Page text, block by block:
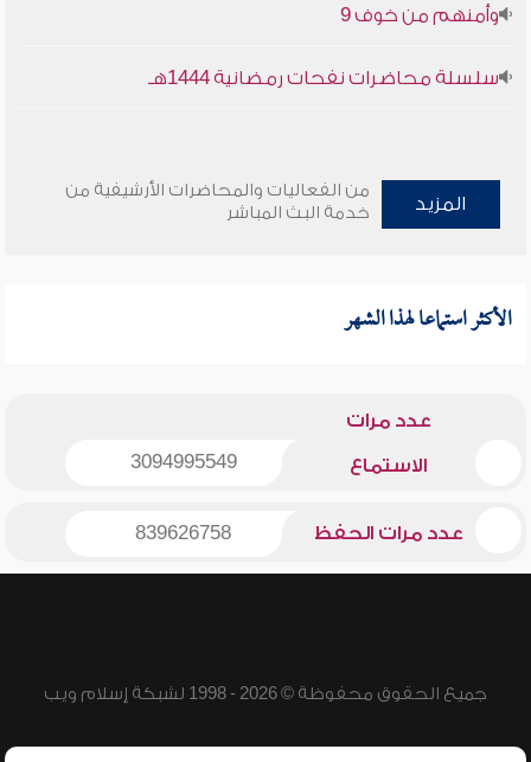
وأمنهم من خوف 9
سلسلة محاضرات نفحات رمضانية 1444هـ
المزيد
من الفعاليات والمحاضرات الأرشيفية من
خدمة البث المباشر
الأكثر استماعا لهذا الشهر
عدد مرات
الاستماع 3094995549
عدد مرات الحفظ 839626758
جميع الحقوق محفوظة © 2026 - 1998 لشبكة إسلام ويب